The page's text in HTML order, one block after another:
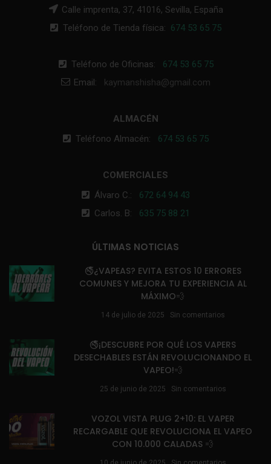
Calle imprenta, 37, 41016, Sevilla, España
Teléfono de Tienda física: 674 53 65 75
Teléfono de Oficinas: 674 53 65 75
Email: kaymanshisha@gmail.com
ALMACÉN
Teléfono Almacén: 674 53 65 75
COMERCIALES
Álvaro C.: 672 64 94 43
Carlos. B: 635 75 88 21
ÚLTIMAS NOTICIAS
🚭¿VAPEAS? EVITA ESTOS 10 ERRORES
COMUNES Y MEJORA TU EXPERIENCIA AL
MÁXIMO💨
14 de julio de 2025 Sin comentarios
🚭¡DESCUBRE POR QUÉ LOS VAPERS
DESECHABLES ESTÁN REVOLUCIONANDO EL
VAPEO!💨
25 de junio de 2025 Sin comentarios
VOZOL VISTA PLUG 2+10: EL VAPER
RECARGABLE QUE REVOLUCIONA EL VAPEO
CON 10.000 CALADAS 💨